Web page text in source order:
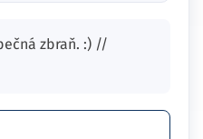
zbraň. :) //